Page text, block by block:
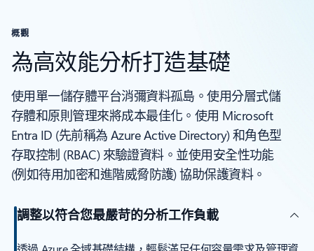
概觀
為高效能分析打造基礎
使用單一儲存體平台消彌資料孤島。使用分層式儲
存體和原則管理來將成本最佳化。使用 Microsoft
Entra ID (先前稱為 Azure Active Directory) 和角色型
存取控制 (RBAC) 來驗證資料。並使用安全性功能
(例如待用加密和進階威脅防護) 協助保護資料。
調整以符合您最嚴苛的分析工作負載